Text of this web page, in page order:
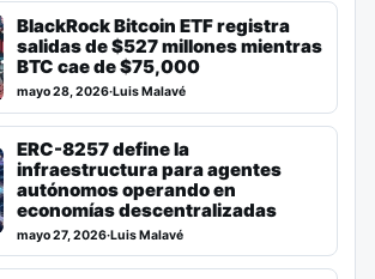
BlackRock Bitcoin ETF registra
salidas de $527 millones mientras
BTC cae de $75,000
mayo 28, 2026·Luis Malavé
ERC-8257 define la
infraestructura para agentes
autónomos operando en
economías descentralizadas
mayo 27, 2026·Luis Malavé